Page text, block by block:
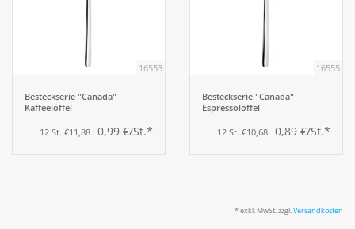
16553
Besteckserie "Canada"
Kaffeelöffel
12 St. €11,88 0,99 €/St.*
16555
Besteckserie "Canada"
Espressolöffel
12 St. €10,68 0,89 €/St.*
* exkl. MwSt. zzgl.Versandkosten